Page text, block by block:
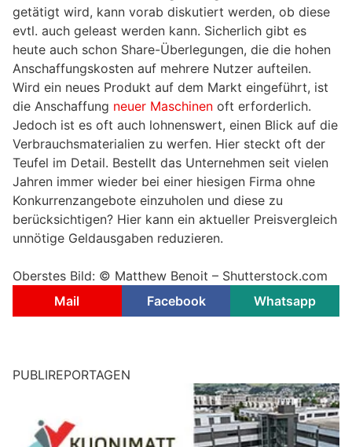
getätigt wird, kann vorab diskutiert werden, ob diese
evtl. auch geleast werden kann. Sicherlich gibt es
heute auch schon Share-Überlegungen, die die hohen
Anschaffungskosten auf mehrere Nutzer aufteilen.
Wird ein neues Produkt auf dem Markt eingeführt, ist
die Anschaffung neuer Maschinen oft erforderlich.
Jedoch ist es oft auch lohnenswert, einen Blick auf die
Verbrauchsmaterialien zu werfen. Hier steckt oft der
Teufel im Detail. Bestellt das Unternehmen seit vielen
Jahren immer wieder bei einer hiesigen Firma ohne
Konkurrenzangebote einzuholen und diese zu
berücksichtigen? Hier kann ein aktueller Preisvergleich
unnötige Geldausgaben reduzieren.
Oberstes Bild: © Matthew Benoit – Shutterstock.com
Mail
Facebook Whatsapp
PUBLIREPORTAGEN